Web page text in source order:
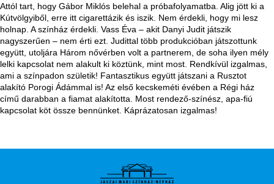
Attól tart, hogy Gábor Miklós belehal a próbafolyamatba. Alig jött ki a
Kútvölgyiből, erre itt cigarettázik és iszik. Nem érdekli, hogy mi lesz
holnap. A színház érdekli. Vass Éva – akit Danyi Judit játszik
nagyszerűen – nem érti ezt. Judittal több produkcióban játszottunk
együtt, utoljára Három nővérben volt a partnerem, de soha ilyen mély
lelki kapcsolat nem alakult ki köztünk, mint most. Rendkívül izgalmas,
ami a színpadon születik! Fantasztikus együtt játszani a Rusztot
alakító Porogi Ádámmal is! Az első kecskeméti évében a Régi ház
című darabban a fiamat alakította. Most rendező-színész, apa-fiú
kapcsolat köt össze bennünket. Káprázatosan izgalmas!